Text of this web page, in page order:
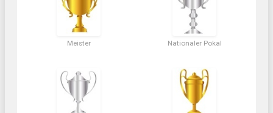
Meister Nationaler Pokal